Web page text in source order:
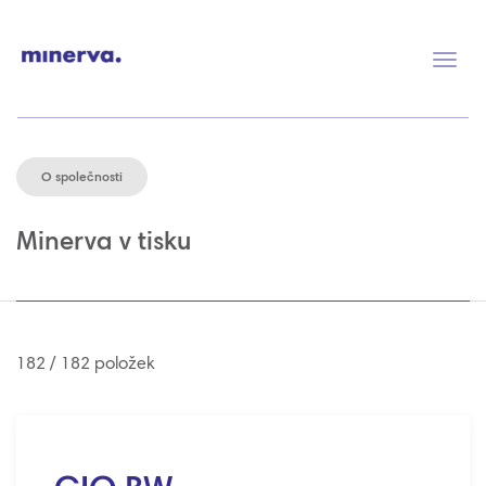
O společnosti
Minerva v tisku
182 / 182 položek